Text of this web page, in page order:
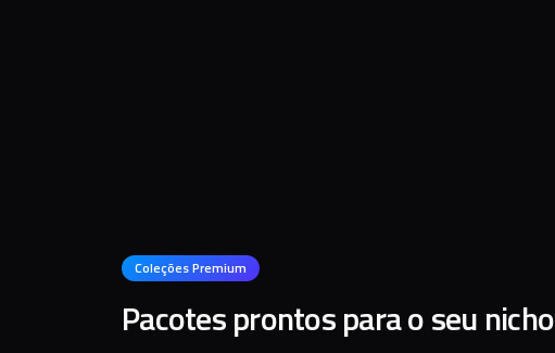
Coleções Premium
Pacotes prontos para o seu nicho